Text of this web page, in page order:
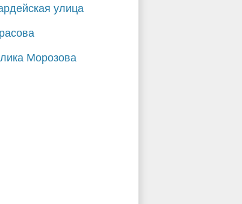
улица
Морозова